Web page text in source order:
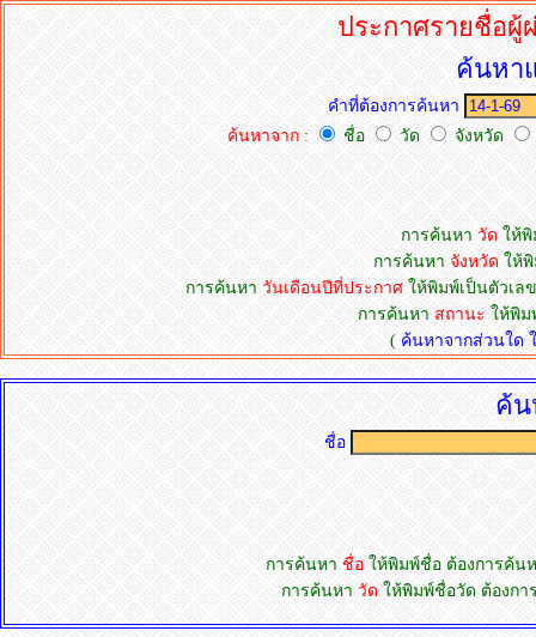
ประกาศรายชื่อผู้
ค้นหา
คำที่ต้องการค้นหา
ค้นหาจาก :
ชื่อ วัด จังหวัด
การค้นหา วัด ให้พิ
การค้นหา จังหวัด ให้
การค้นหา วันเดือนปีที่ประกาศให้พิมพ์เป็นตัวเล
การค้นหา สถานะ ให้พิ
( ค้นหาจากส่วนใด
ค้น
ชื่อ
การค้นหา ชื่อ ให้พิมพ์ชื่อ ต้องการค้น
การค้นหา วัด ให้พิมพ์ชื่อวัด ต้องก